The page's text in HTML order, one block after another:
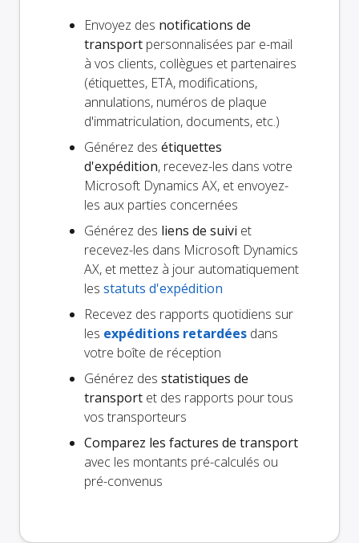
Envoyez des notifications de
transport personnalisées par e-mail
à vos clients, collègues et partenaires
(étiquettes, ETA, modifications,
annulations, numéros de plaque
d'immatriculation, documents, etc.)
Générez des étiquettes
d'expédition, recevez-les dans votre
Microsoft Dynamics AX, et envoyez-
les aux parties concernées
Générez des liens de suivi et
recevez-les dans Microsoft Dynamics
AX, et mettez à jour automatiquement
les statuts d'expédition
Recevez des rapports quotidiens sur
les expéditions retardées dans
votre boîte de réception
Générez des statistiques de
transport et des rapports pour tous
vos transporteurs
Comparez les factures de transport
avec les montants pré-calculés ou
pré-convenus